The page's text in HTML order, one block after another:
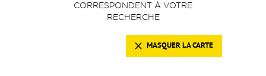
CORRESPONDENT À VOTRE
RECHERCHE
MASQUER LA CARTE